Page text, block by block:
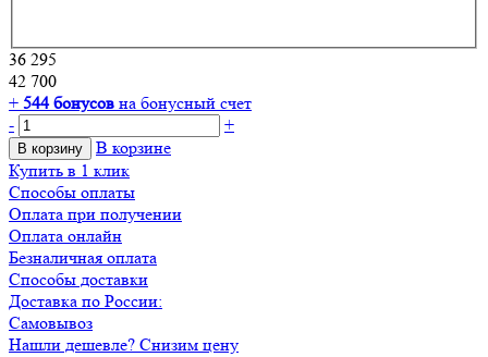
36 295
42 700
+ 544бонусов на бонусный счет
-
+
В корзину
В корзине
Купить в 1 клик
Способы оплаты
Оплата при получении
Оплата онлайн
Безналичная оплата
Способы доставки
Доставка по России:
Самовывоз
Нашли дешевле? Снизим цену